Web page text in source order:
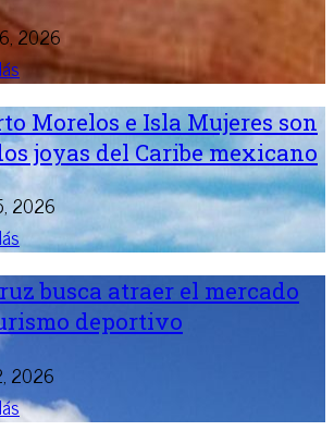
2026
Morelos e Isla Mujeres son
joyas del Caribe mexicano
2026
busca atraer el mercado
deportivo
2026